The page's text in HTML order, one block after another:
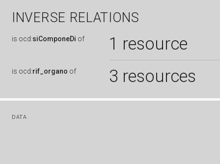
INVERSE RELATIONS
is ocd:siComponeDi of 1 resource
is ocd:rif_organo of 3 resources
DATA